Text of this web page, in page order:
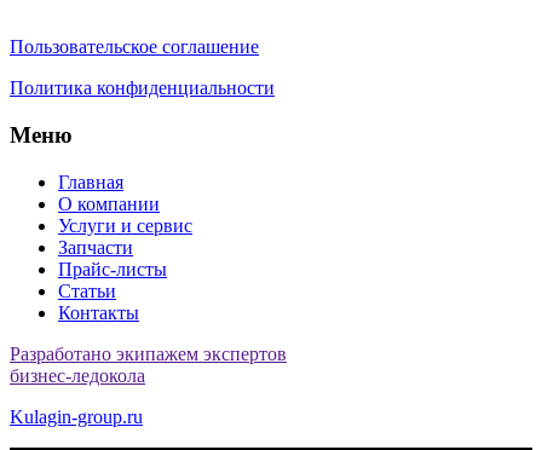
Пользовательское соглашение
Политика конфиденциальности
Меню
Главная
О компании
Услуги и сервис
Запчасти
Прайс-листы
Статьи
Контакты
Разработано экипажем экспертов
бизнес-ледокола
Kulagin-group.ru